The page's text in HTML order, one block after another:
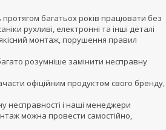
багатьох років працювати без
рухливі, електронні та інші деталі
монтаж, порушення правил
розумніше замінити несправну
офіційним продуктом свого бренду,
несправності і наші менеджери
можна провести самостійно,